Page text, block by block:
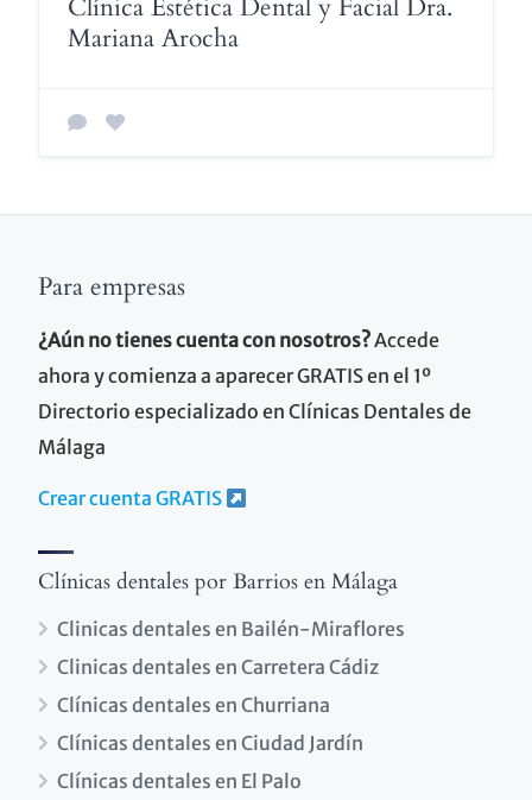
Clínica Estética Dental y Facial Dra.
Mariana Arocha
Para empresas
¿Aún no tienes cuenta con nosotros?Accede
ahora y comienza a aparecer GRATIS en el 1º
Directorio especializado en Clínicas Dentales de
Málaga
Crear cuenta GRATIS
Clínicas dentales por Barrios en Málaga
Clinicas dentales en Bailén-Miraflores
Clinicas dentales en Carretera Cádiz
Clínicas dentales en Churriana
Clínicas dentales en Ciudad Jardín
Clínicas dentales en El Palo